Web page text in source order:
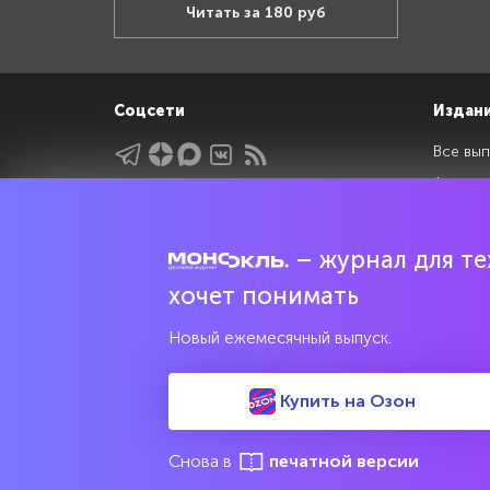
Читать за 180 руб
Соцсети
Интервью
Все
Архив
Свидетельство о регистрации средства массовой
культурного наследия
© 2017—2026 АНО «Творческий коллектив Эксперт»
– журнал для
хочет понимать
Новый ежемесячный выпуск.
Купить на Озон
Снова в печатной версии